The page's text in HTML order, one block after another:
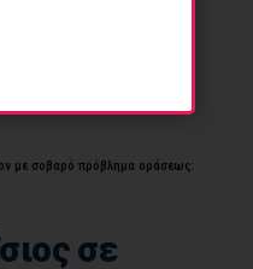
με σοβαρό πρόβλημα οράσεως:
σε